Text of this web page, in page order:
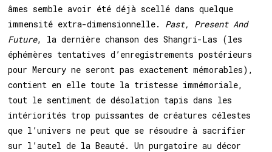
âmes semble avoir été déjà scellé dans quelque
immensité extra-dimensionnelle. Past, Present And
Future, la dernière chanson des Shangri-Las (les
éphémères tentatives d’enregistrements postérieurs
pour Mercury ne seront pas exactement mémorables),
contient en elle toute la tristesse immémoriale,
tout le sentiment de désolation tapis dans les
intériorités trop puissantes de créatures célestes
que l’univers ne peut que se résoudre à sacrifier
sur l’autel de la Beauté. Un purgatoire au décor